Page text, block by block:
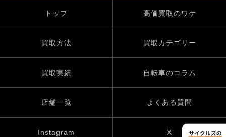
トップ 高価買取のワケ
買取方法 買取カテゴリー
買取実績 自転車のコラム
店舗一覧 よくある質問
Instagram X